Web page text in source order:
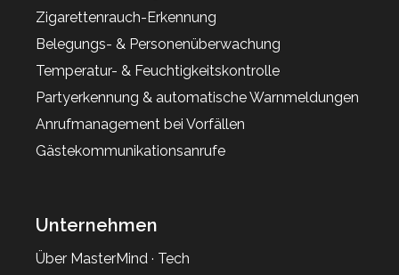
Zigarettenrauch-Erkennung
Belegungs- & Personenüberwachung
Temperatur- & Feuchtigkeitskontrolle
Partyerkennung & automatische Warnmeldungen
Anrufmanagement bei Vorfällen
Gästekommunikationsanrufe
Unternehmen
Über MasterMind · Tech